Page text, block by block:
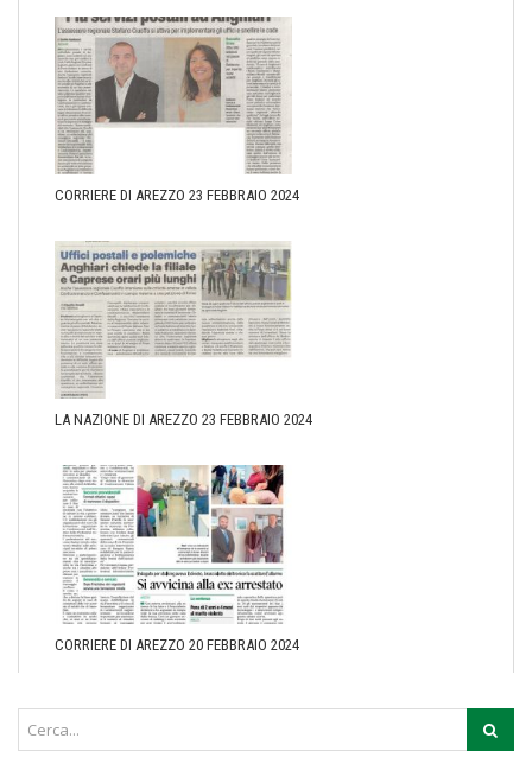
CORRIERE DI AREZZO 23 FEBBRAIO 2024
LA NAZIONE DI AREZZO 23 FEBBRAIO 2024
CORRIERE DI AREZZO 20 FEBBRAIO 2024